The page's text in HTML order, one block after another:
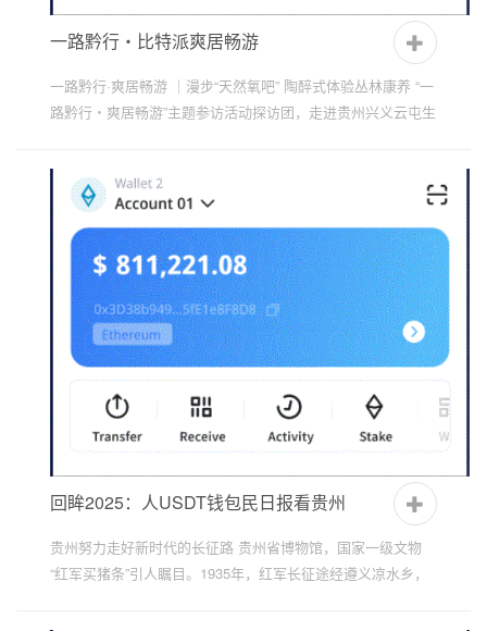
一路黔行・比特派爽居畅游
一路黔行·爽居畅游 ｜漫步“天然氧吧” 陶醉式体验丛林康养 “一
路黔行・爽居畅游”主题参访活动探访团，走进贵州兴义云屯生
回眸2025：人USDT钱包民日报看贵州
贵州努力走好新时代的长征路 贵州省博物馆，国家一级文物
“红军买猪条”引人瞩目。1935年，红军长征途经遵义凉水乡，